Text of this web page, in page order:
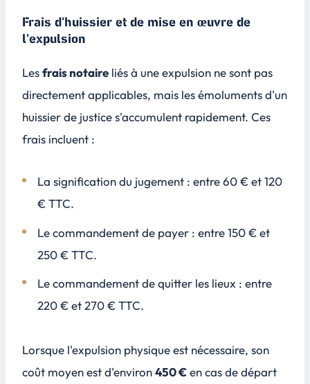
Frais d'huissier et de mise en œuvre de
l'expulsion
Lesfrais notaire liés à une expulsion ne sont pas
directement applicables, mais les émoluments d'un
huissier de justice s'accumulent rapidement. Ces
frais incluent :
La signification du jugement : entre60 € et 120
€ TTC.
Le commandement de payer : entre150 € et
250 € TTC.
Le commandement de quitter les lieux : entre
220 € et 270 € TTC.
Lorsque l'expulsion physique est nécessaire, son
coût moyen est d'environ450 €en cas de départ